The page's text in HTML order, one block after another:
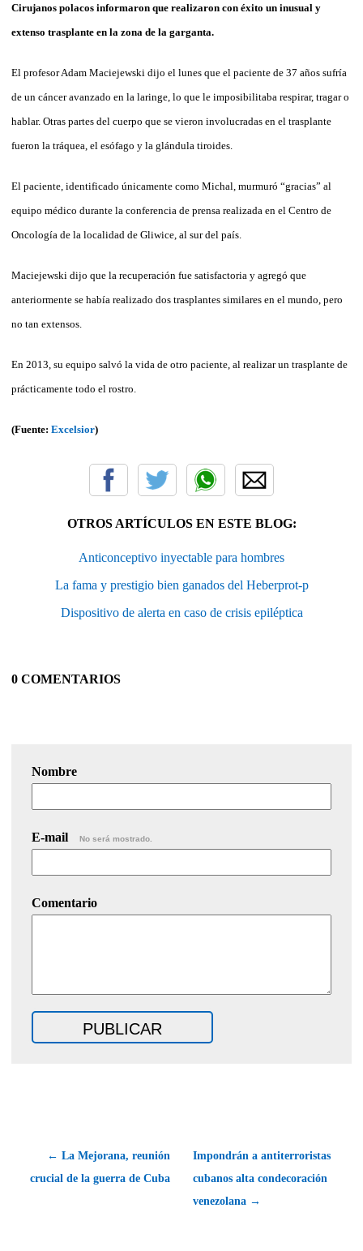
Cirujanos polacos informaron que realizaron con éxito un inusual y
extenso trasplante en la zona de la garganta.
El profesor Adam Maciejewski dijo el lunes que el paciente de 37 años sufría
de un cáncer avanzado en la laringe, lo que le imposibilitaba respirar, tragar o
hablar. Otras partes del cuerpo que se vieron involucradas en el trasplante
fueron la tráquea, el esófago y la glándula tiroides.
El paciente, identificado únicamente como Michal, murmuró “gracias” al
equipo médico durante la conferencia de prensa realizada en el Centro de
Oncología de la localidad de Gliwice, al sur del país.
Maciejewski dijo que la recuperación fue satisfactoria y agregó que
anteriormente se había realizado dos trasplantes similares en el mundo, pero
no tan extensos.
En 2013, su equipo salvó la vida de otro paciente, al realizar un trasplante de
prácticamente todo el rostro.
(Fuente: Excelsior)
OTROS ARTÍCULOS EN ESTE BLOG:
Anticonceptivo inyectable para hombres
La fama y prestigio bien ganados del Heberprot-p
Dispositivo de alerta en caso de crisis epiléptica
0 COMENTARIOS
Nombre
E-mail No será mostrado.
Comentario
← La Mejorana, reunión
crucial de la guerra de Cuba
Impondrán a antiterroristas
cubanos alta condecoración
venezolana →